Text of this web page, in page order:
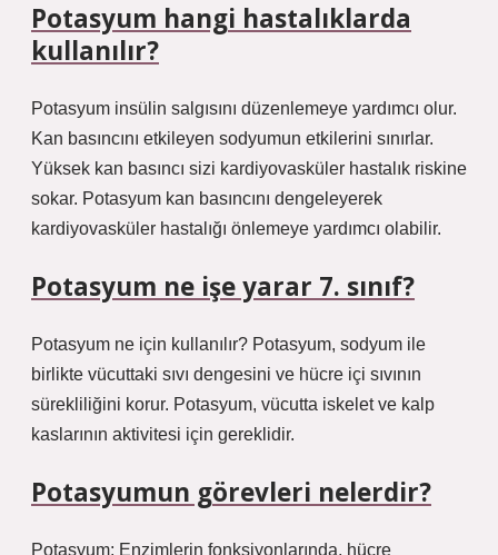
Potasyum hangi hastalıklarda
kullanılır?
Potasyum insülin salgısını düzenlemeye yardımcı olur.
Kan basıncını etkileyen sodyumun etkilerini sınırlar.
Yüksek kan basıncı sizi kardiyovasküler hastalık riskine
sokar. Potasyum kan basıncını dengeleyerek
kardiyovasküler hastalığı önlemeye yardımcı olabilir.
Potasyum ne işe yarar 7. sınıf?
Potasyum ne için kullanılır? Potasyum, sodyum ile
birlikte vücuttaki sıvı dengesini ve hücre içi sıvının
sürekliliğini korur. Potasyum, vücutta iskelet ve kalp
kaslarının aktivitesi için gereklidir.
Potasyumun görevleri nelerdir?
Potasyum; Enzimlerin fonksiyonlarında, hücre